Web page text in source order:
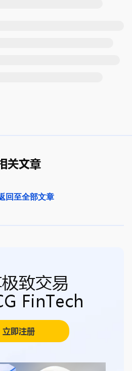
关文章
回至全部文章
致交易
FinTech
立即注册